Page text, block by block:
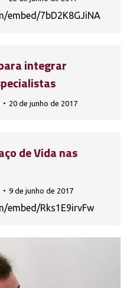
embed/7bD2K8GJiNA
integrar
20 de junho de 2017
de Vida nas
9 de junho de 2017
embed/Rks1E9irvFw